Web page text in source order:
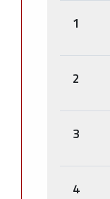
1
2
3
4